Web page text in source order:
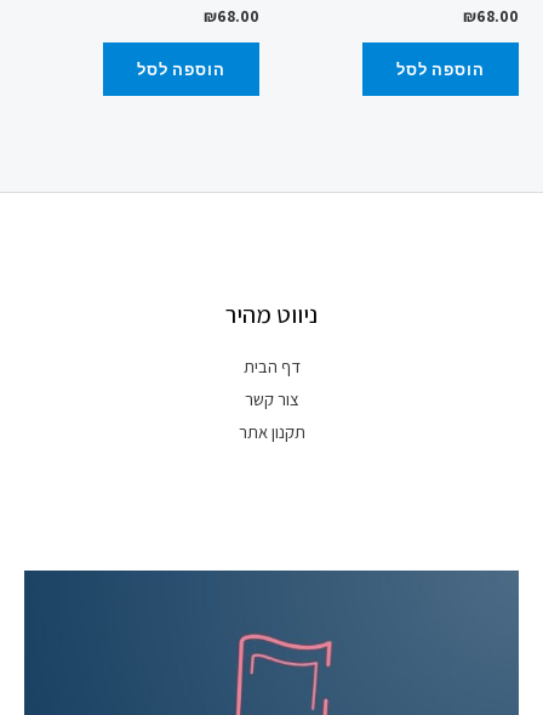
₪68.00
הוספה לסל
₪68.00
הוספה לסל
ניווט מהיר
דף הבית
צור קשר
תקנון אתר